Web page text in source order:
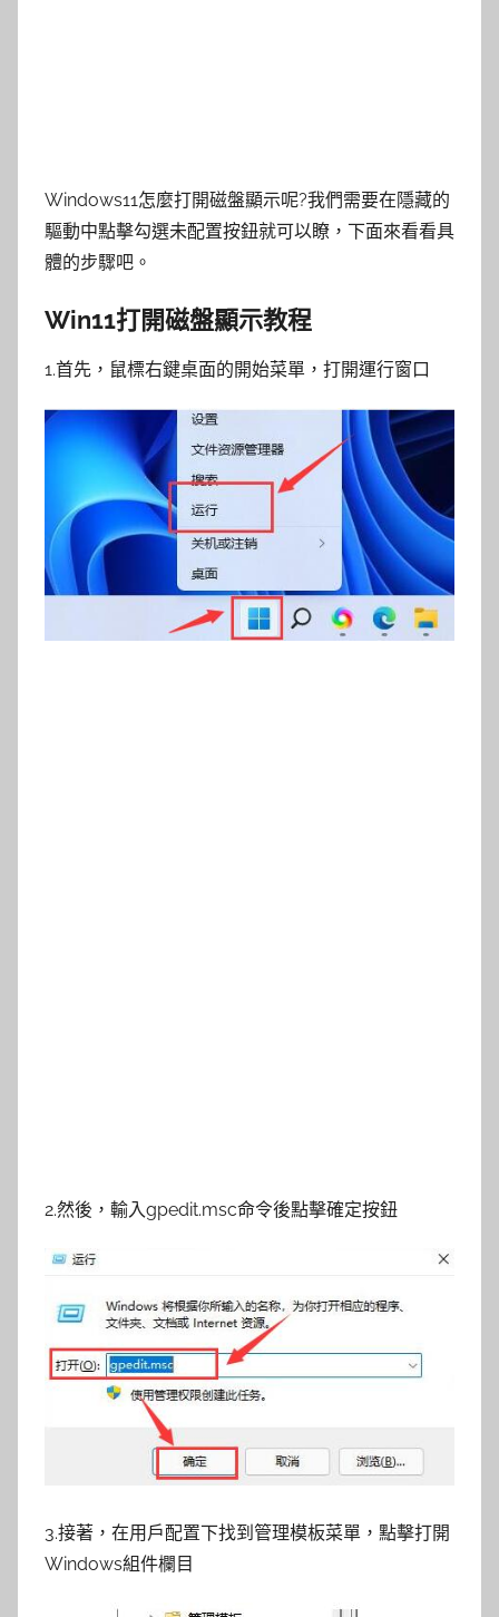
Windows11怎麼打開磁盤顯示呢?我們需要在隱藏的
驅動中點擊勾選未配置按鈕就可以瞭，下面來看看具
體的步驟吧。
Win11打開磁盤顯示教程
1.首先，鼠標右鍵桌面的開始菜單，打開運行窗口
2.然後，輸入gpedit.msc命令後點擊確定按鈕
3.接著，在用戶配置下找到管理模板菜單，點擊打開
Windows組件欄目